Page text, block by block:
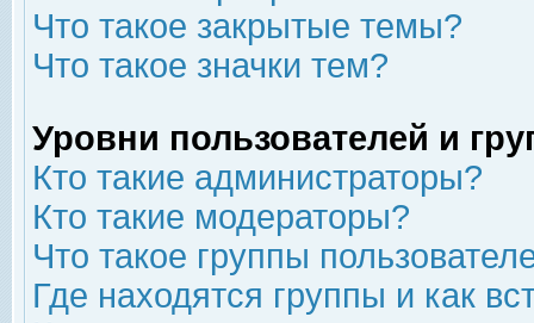
Что такое закрытые темы?
Что такое значки тем?
Уровни пользователей и
Кто такие администраторы?
Кто такие модераторы?
Что такое группы
Где находятся группы и как